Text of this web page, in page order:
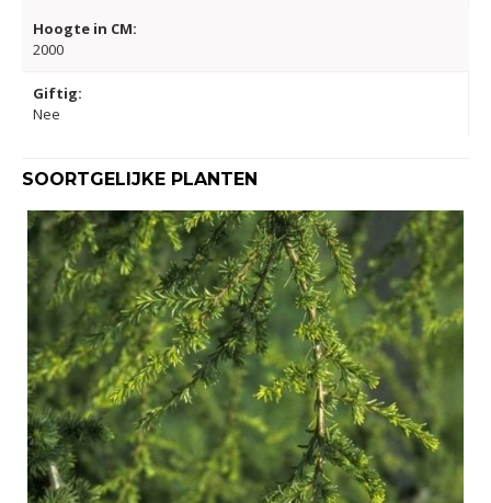
Hoogte in CM:
2000
Giftig:
Nee
SOORTGELIJKE PLANTEN